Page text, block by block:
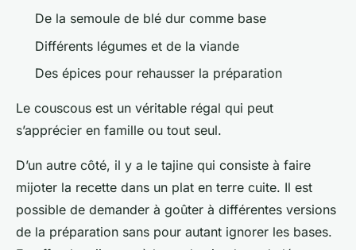
De la semoule de blé dur comme base
Différents légumes et de la viande
Des épices pour rehausser la préparation
Le couscous est un véritable régal qui peut
s’apprécier en famille ou tout seul.
D’un autre côté, il y a le tajine qui consiste à faire
mijoter la recette dans un plat en terre cuite. Il est
possible de demander à goûter à différentes versions
de la préparation sans pour autant ignorer les bases.